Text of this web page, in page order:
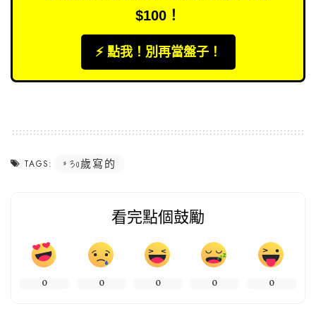
$100！
⚡️ 點我！別再當盤子！
TAGS: 30歲寫的
看完點個鼓勵
0 0 0 0 0